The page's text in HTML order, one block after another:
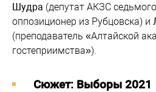
Шудра (депутат АКЗС
оппозиционер из Рубцовска) и
(преподаватель «Алтайской
гостеприимства»).
Cюжет: Выборы 2021